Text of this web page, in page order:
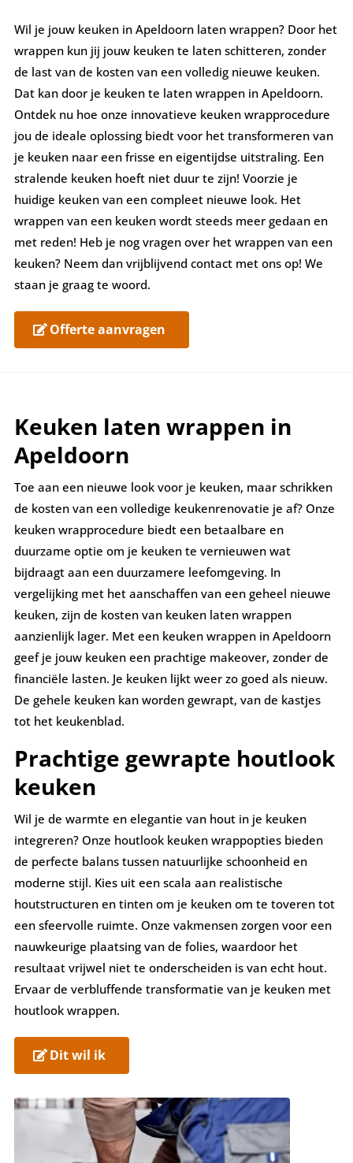
Wil je jouw keuken in Apeldoorn laten wrappen? Door het
wrappen kun jij jouw keuken te laten schitteren, zonder
de last van de kosten van een volledig nieuwe keuken.
Dat kan door je keuken te laten wrappen in Apeldoorn.
Ontdek nu hoe onze innovatieve keuken wrapprocedure
jou de ideale oplossing biedt voor het transformeren van
je keuken naar een frisse en eigentijdse uitstraling. Een
stralende keuken hoeft niet duur te zijn! Voorzie je
huidige keuken van een compleet nieuwe look. Het
wrappen van een keuken wordt steeds meer gedaan en
met reden! Heb je nog vragen over het wrappen van een
keuken? Neem dan vrijblijvend contact met ons op! We
staan je graag te woord.
Offerte aanvragen
Keuken laten wrappen in
Apeldoorn
Toe aan een nieuwe look voor je keuken, maar schrikken
de kosten van een volledige keukenrenovatie je af? Onze
keuken wrapprocedure biedt een betaalbare en
duurzame optie om je keuken te vernieuwen wat
bijdraagt aan een duurzamere leefomgeving. In
vergelijking met het aanschaffen van een geheel nieuwe
keuken, zijn de kosten van keuken laten wrappen
aanzienlijk lager. Met een keuken wrappen in Apeldoorn
geef je jouw keuken een prachtige makeover, zonder de
financiële lasten. Je keuken lijkt weer zo goed als nieuw.
De gehele keuken kan worden gewrapt, van de kastjes
tot het keukenblad.
Prachtige gewrapte houtlook
keuken
Wil je de warmte en elegantie van hout in je keuken
integreren? Onze houtlook keuken wrappopties bieden
de perfecte balans tussen natuurlijke schoonheid en
moderne stijl. Kies uit een scala aan realistische
houtstructuren en tinten om je keuken om te toveren tot
een sfeervolle ruimte. Onze vakmensen zorgen voor een
nauwkeurige plaatsing van de folies, waardoor het
resultaat vrijwel niet te onderscheiden is van echt hout.
Ervaar de verbluffende transformatie van je keuken met
houtlook wrappen.
Dit wil ik